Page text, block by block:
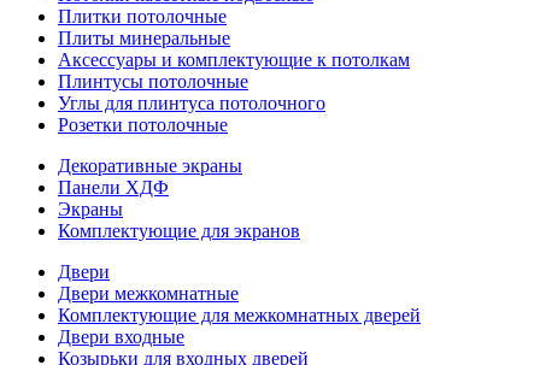
Плитки потолочные
Плиты минеральные
Аксессуары и комплектующие к потолкам
Плинтусы потолочные
Углы для плинтуса потолочного
Розетки потолочные
Декоративные экраны
Панели ХДФ
Экраны
Комплектующие для экранов
Двери
Двери межкомнатные
Комплектующие для межкомнатных дверей
Двери входные
Козырьки для входных дверей